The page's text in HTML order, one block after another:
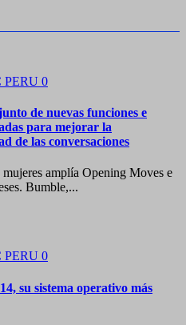
PERU 0
de nuevas funciones e
para mejorar la
de las conversaciones
amplía Opening Moves e
Bumble,...
PERU 0
su sistema operativo más